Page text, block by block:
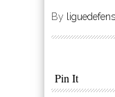
By
Pin It